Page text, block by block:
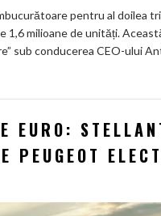
pentru al doilea
1,6 milioane de unități.
sub conducerea CEO-ului
EURO:
PEUGEOT